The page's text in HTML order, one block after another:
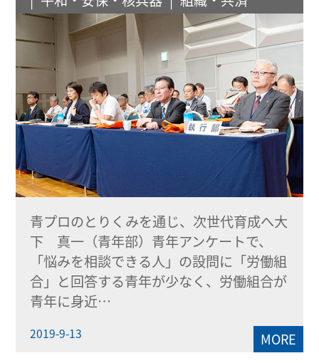
青プロのとりくみを通じ、次世代育成へ大
下 真一（青年部）青年アンケートで、
「悩みを相談できる人」の設問に「労働組
合」と回答する青年が少なく、労働組合が
青年に身近…
2019-9-13 MORE